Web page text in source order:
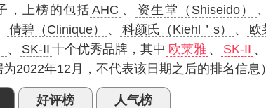
，上榜的包括 AHC 、 资生堂（Shiseido） 、
倩碧（Clinique） 、 科颜氏（Kiehl＇s） 、 欧
、 SK-II 十个优秀品牌，其中 欧莱雅 、 SK-II 、
2022年12月，不代表该日期之后的排名信息）
好评榜 人气榜